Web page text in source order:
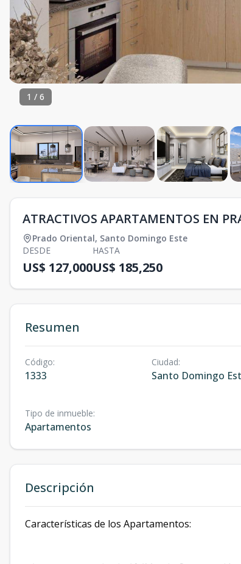
1 / 6
ATRACTIVOS APARTAMENTOS EN
Prado Oriental, Santo Domingo Este
DESDE
US$ 127,000
HASTA
US$ 185,250
Resumen
Código:
1333
Ciudad:
Santo Domingo
Tipo de inmueble:
Apartamentos
Descripción
Características de los Apartamentos: